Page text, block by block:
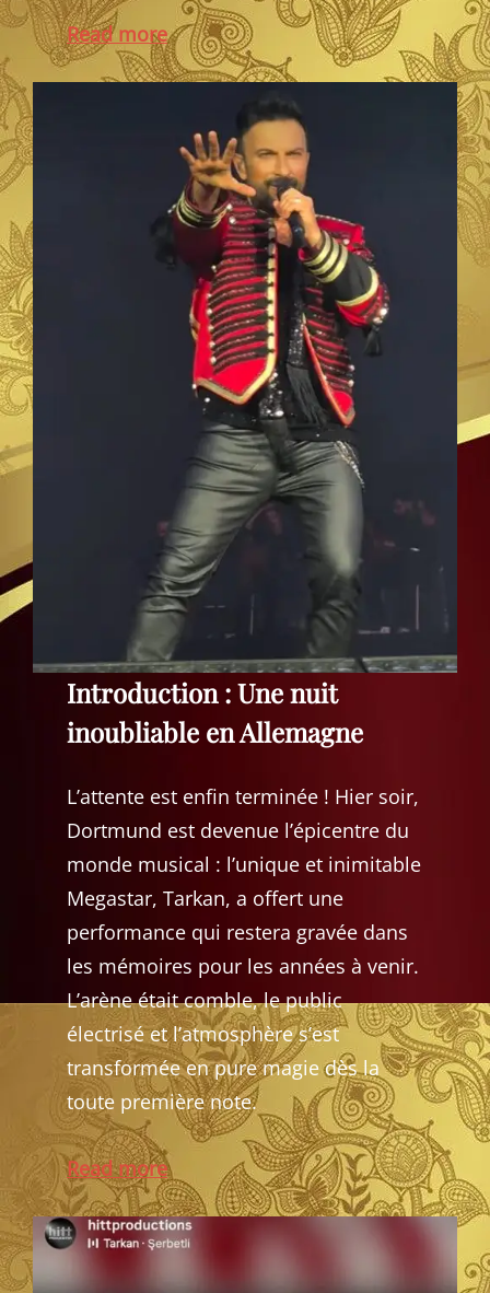
Read more
Introduction : Une nuit
inoubliable en Allemagne
L’attente est enfin terminée ! Hier soir,
Dortmund est devenue l’épicentre du
monde musical : l’unique et inimitable
Megastar, Tarkan, a offert une
performance qui restera gravée dans
les mémoires pour les années à venir.
L’arène était comble, le public
électrisé et l’atmosphère s’est
transformée en pure magie dès la
toute première note.
Read more